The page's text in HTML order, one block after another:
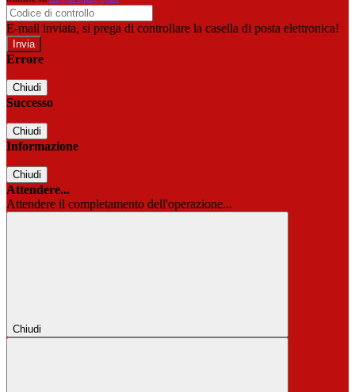
E-mail inviata, si prega di controllare la casella di posta elettronica!
Errore
Chiudi
Successo
Chiudi
Informazione
Chiudi
Attendere...
Attendere il completamento dell'operazione...
Chiudi